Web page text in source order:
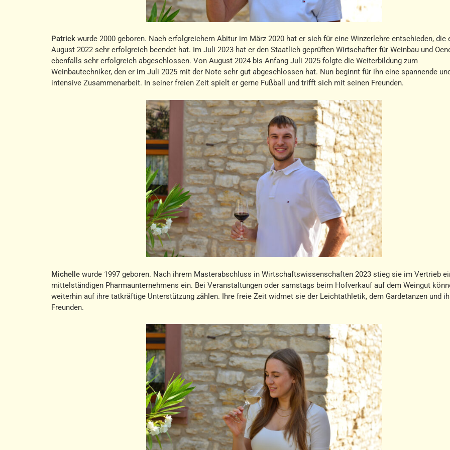
Patrick wurde 2000 geboren. Nach erfolgreichem Abitur im März 2020 hat er sich für eine Winzerlehre entschieden, die
August 2022 sehr erfolgreich beendet hat. Im Juli 2023 hat er den Staatlich geprüften Wirtschafter für Weinbau und
ebenfalls sehr erfolgreich abgeschlossen. Von August 2024 bis Anfang Juli 2025 folgte die Weiterbildung zum
Weinbautechniker, den er im Juli 2025 mit der Note sehr gut abgeschlossen hat. Nun beginnt für ihn eine spannende und
intensive Zusammenarbeit. In seiner freien Zeit spielt er gerne Fußball und trifft sich mit seinen Freunden.
Michelle wurde 1997 geboren. Nach ihrem Masterabschluss in Wirtschaftswissenschaften 2023 stieg sie im Vertrieb
mittelständigen Pharmaunternehmens ein. Bei Veranstaltungen oder samstags beim Hofverkauf auf dem Weingut
weiterhin auf ihre tatkräftige Unterstützung zählen. Ihre freie Zeit widmet sie der Leichtathletik, dem Gardetanzen und
Freunden.